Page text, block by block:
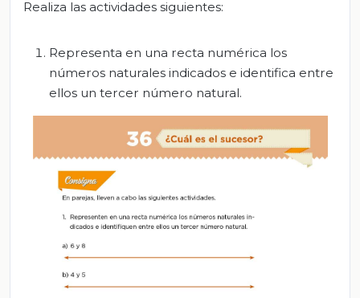
Realiza las actividades siguientes:
Representa en una recta numérica los
números naturales indicados e identifica entre
ellos un tercer número natural.